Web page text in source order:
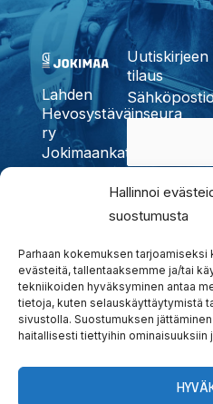
Hallinnoi
suostumusta
Parhaan kokemuksen
evästeitä, tallentaaksemme ja/tai
tekniikoiden hyväksyminen antaa
tietoja, kuten selauskäyttäytymistä
sivustolla. Suostumuksen
haitallisesti tiettyihin ominaisuuksiin
Lahden
Hevosystäväinseura
ry
Jokimaankatu
6, 15700
6440
info@jokimaanravit.fi
Toimisto
avoinna
arkisin
Uutiskirjeen
tilaus
Kyllä,
tilaan